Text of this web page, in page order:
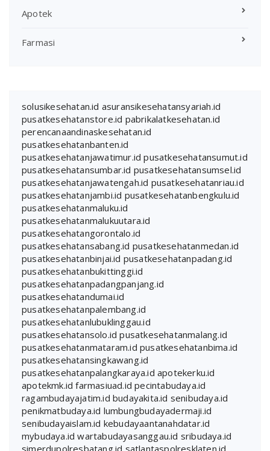
Apotek
Farmasi
solusikesehatan.id asuransikesehatansyariah.id
pusatkesehatanstore.id pabrikalatkesehatan.id
perencanaandinaskesehatan.id
pusatkesehatanbanten.id
pusatkesehatanjawatimur.id pusatkesehatansumut.id
pusatkesehatansumbar.id pusatkesehatansumsel.id
pusatkesehatanjawatengah.id pusatkesehatanriau.id
pusatkesehatanjambi.id pusatkesehatanbengkulu.id
pusatkesehatanmaluku.id
pusatkesehatanmalukuutara.id
pusatkesehatangorontalo.id
pusatkesehatansabang.id pusatkesehatanmedan.id
pusatkesehatanbinjai.id pusatkesehatanpadang.id
pusatkesehatanbukittinggi.id
pusatkesehatanpadangpanjang.id
pusatkesehatandumai.id
pusatkesehatanpalembang.id
pusatkesehatanlubuklinggau.id
pusatkesehatansolo.id pusatkesehatanmalang.id
pusatkesehatanmataram.id pusatkesehatanbima.id
pusatkesehatansingkawang.id
pusatkesehatanpalangkaraya.id apotekerku.id
apotekmk.id farmasiuad.id pecintabudaya.id
ragambudayajatim.id budayakita.id senibudaya.id
penikmatbudaya.id lumbungbudayadermaji.id
senibudayaislam.id kebudayaantanahdatar.id
mybudaya.id wartabudayasanggau.id sribudaya.id